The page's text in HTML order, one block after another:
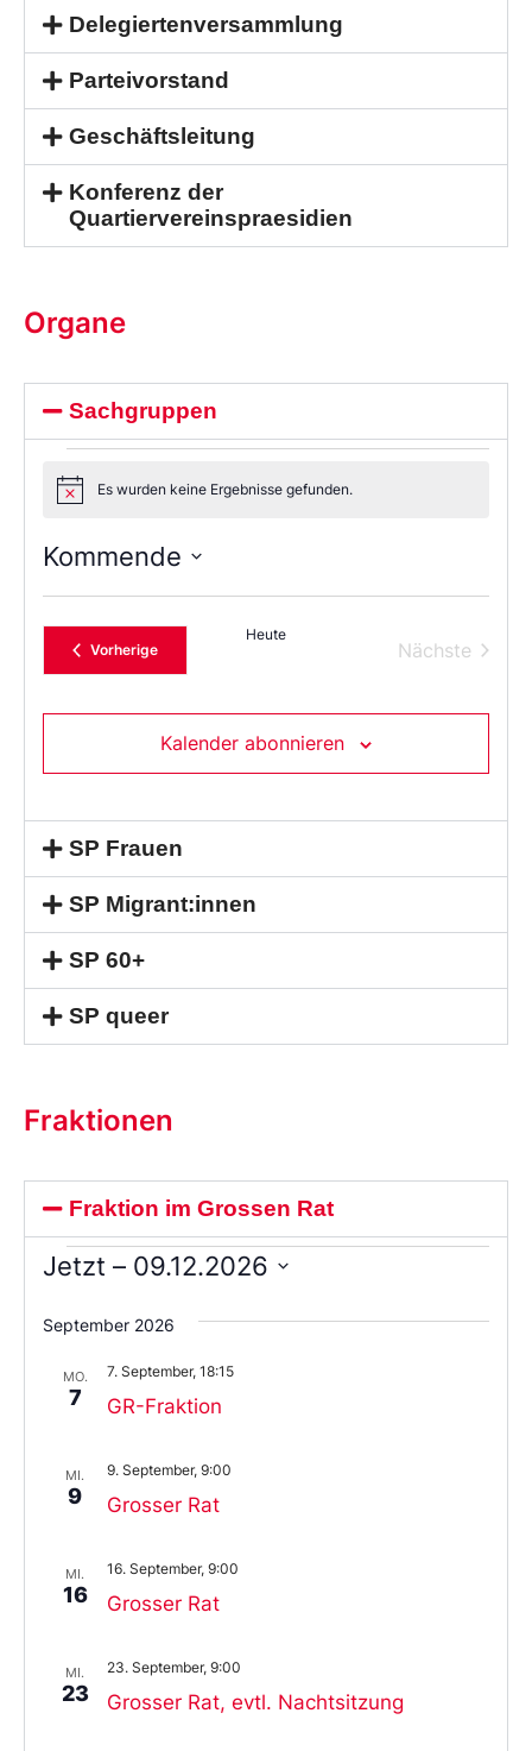
Delegiertenversammlung
Parteivorstand
Geschäftsleitung
Konferenz der
Quartiervereinspraesidien
Organe
Sachgruppen
NoticeEs wurden keine Ergebnisse gefunden.
Kommende
Sie
das
Datum
aus.
VorherigeVeranstaltungen
Heute
Nächste
Kalender abonnieren
SP Frauen
SP Migrant:innen
SP 60+
SP queer
Fraktionen
Fraktion im Grossen Rat
Jetzt – 09.12.2026
Sie
das
aus.
September 2026
MO.
7 GR-Fraktion
7. September, 18:15
MI.
9 Grosser Rat
9. September, 9:00
MI.
16 Grosser Rat
16. September, 9:00
MI.
23 Grosser Rat, evtl. Nachtsitzung
23. September, 9:00